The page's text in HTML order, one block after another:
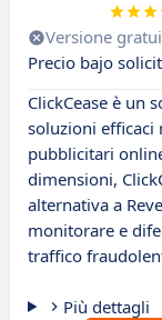
Versione
Precio bajo
ClickCease è un
soluzioni efficaci
pubblicitari
dimensioni,
alternativa a
monitorare e
traffico
Più dettagli